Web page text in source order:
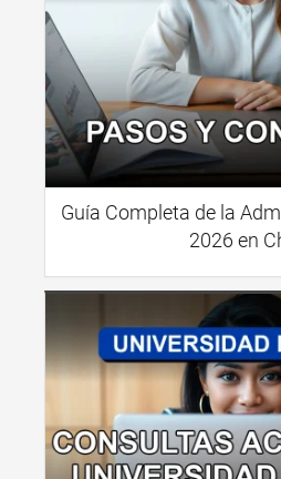
Guía Completa de la
2026 en